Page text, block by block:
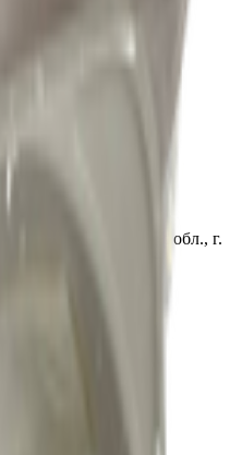
кислота из кукурузы,
Беларусь, Гомельская обл., г.
4
Беларусь